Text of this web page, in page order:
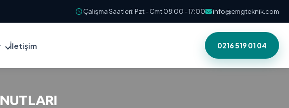
Çalışma Saatleri: Pzt - Cmt 08:00 - 17:00 info@emgteknik.com
İletişim 0216 519 01 04